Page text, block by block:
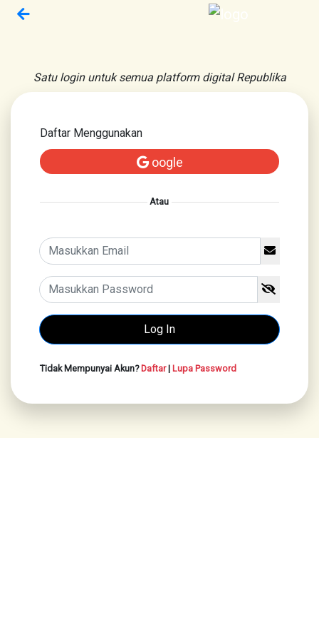
Satu login untuk semua platform digital Republika
Daftar Menggunakan
oogle
Atau
Tidak Mempunyai Akun?Daftar| Lupa Password